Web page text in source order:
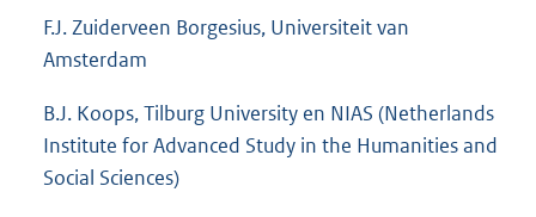
F.J. Zuiderveen Borgesius, Universiteit van
Amsterdam
B.J. Koops, Tilburg University en NIAS (Netherlands
Institute for Advanced Study in the Humanities and
Social Sciences)